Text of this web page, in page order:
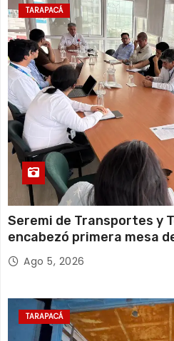
Lunes
11 de agosto
Martes
TARAPACÁ
Seremi de Transportes y
encabezó primera mesa
retiro de cables en desuso
Ago 5, 2026
TARAPACÁ